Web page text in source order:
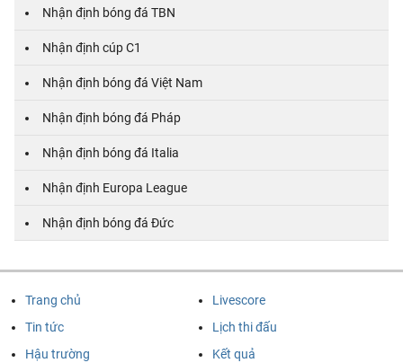
Nhận định bóng đá TBN
Nhận định cúp C1
Nhận định bóng đá Việt Nam
Nhận định bóng đá Pháp
Nhận định bóng đá Italia
Nhận định Europa League
Nhận định bóng đá Đức
Trang chủ
Tin tức
Hậu trường
Livescore
Lịch thi đấu
Kết quả